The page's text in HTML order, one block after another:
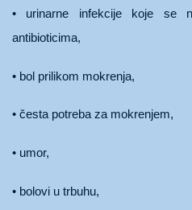
• urinarne infekcije koje se
antibioticima,
• bol prilikom mokrenja,
• česta potreba za mokrenjem,
• umor,
• bolovi u trbuhu,